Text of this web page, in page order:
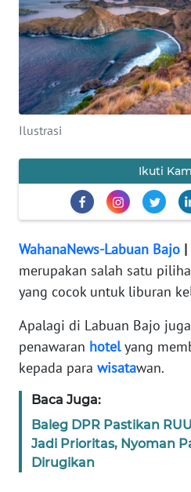
Ilustrasi
Ikuti
WahanaNews-Labuan Bajo |
merupakan salah satu
yang cocok untuk liburan
Apalagi di Labuan Bajo
penawaran hotelyang
kepada para wisatawan.
Baca Juga:
Baleg DPR Pastikan
Jadi Prioritas, Nyoman
Dirugikan
OPINI
Informasi
INDEKS
BERITA
KAMI
IKLAN
TENTANG
KAMI
PEDOMAN
MEDIA
SIBER
REDAKSI
KARIR